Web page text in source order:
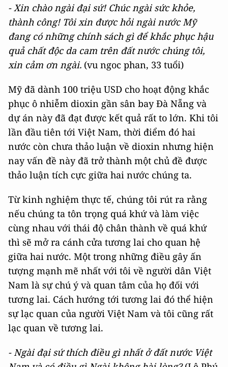
- Xin chào ngài đại sứ! Chúc ngài sức khỏe,
thành công! Tôi xin được hỏi ngài nước Mỹ
đang có những chính sách gì để khắc phục hậu
quả chất độc da cam trên đất nước chúng tôi,
xin cảm ơn ngài. (vu ngoc phan, 33 tuổi)
Mỹ đã dành 100 triệu USD cho hoạt động khắc
phục ô nhiễm dioxin gần sân bay Đà Nẵng và
dự án này đã đạt được kết quả rất to lớn. Khi tôi
lần đầu tiên tới Việt Nam, thời điểm đó hai
nước còn chưa thảo luận về dioxin nhưng hiện
nay vấn đề này đã trở thành một chủ đề được
thảo luận tích cực giữa hai nước chúng ta.
Từ kinh nghiệm thực tế, chúng tôi rút ra rằng
nếu chúng ta tôn trọng quá khứ và làm việc
cùng nhau với thái độ chân thành về quá khứ
thì sẽ mở ra cánh cửa tương lai cho quan hệ
giữa hai nước. Một trong những điều gây ấn
tượng mạnh mẽ nhất với tôi về người dân Việt
Nam là sự chú ý và quan tâm của họ đối với
tương lai. Cách hướng tới tương lai đó thể hiện
sự lạc quan của người Việt Nam và tôi cũng rất
lạc quan về tương lai.
- Ngài đại sứ thích điều gì nhất ở đất nước Việt